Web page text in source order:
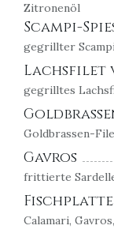
Zitronenöl
Scampi-
gegrillter
Lachsfilet
gegrilltes
Goldbrassen-
Gavros
frittierte
Calamari,